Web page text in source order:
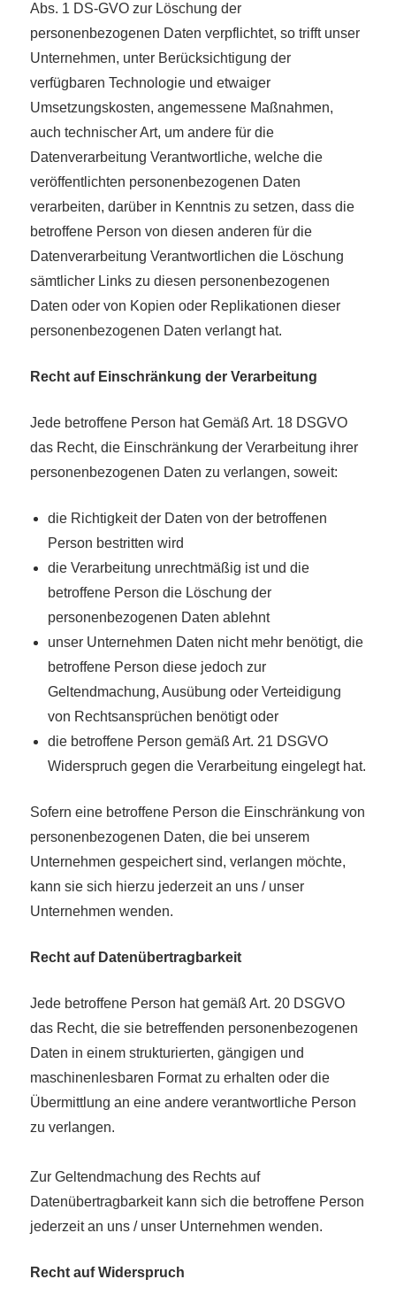
Abs. 1 DS-GVO zur Löschung der
personenbezogenen Daten verpflichtet, so trifft unser
Unternehmen, unter Berücksichtigung der
verfügbaren Technologie und etwaiger
Umsetzungskosten, angemessene Maßnahmen,
auch technischer Art, um andere für die
Datenverarbeitung Verantwortliche, welche die
veröffentlichten personenbezogenen Daten
verarbeiten, darüber in Kenntnis zu setzen, dass die
betroffene Person von diesen anderen für die
Datenverarbeitung Verantwortlichen die Löschung
sämtlicher Links zu diesen personenbezogenen
Daten oder von Kopien oder Replikationen dieser
personenbezogenen Daten verlangt hat.
Recht auf Einschränkung der Verarbeitung
Jede betroffene Person hat Gemäß Art. 18 DSGVO
das Recht, die Einschränkung der Verarbeitung ihrer
personenbezogenen Daten zu verlangen, soweit:
die Richtigkeit der Daten von der betroffenen
Person bestritten wird
die Verarbeitung unrechtmäßig ist und die
betroffene Person die Löschung der
personenbezogenen Daten ablehnt
unser Unternehmen Daten nicht mehr benötigt, die
betroffene Person diese jedoch zur
Geltendmachung, Ausübung oder Verteidigung
von Rechtsansprüchen benötigt oder
die betroffene Person gemäß Art. 21 DSGVO
Widerspruch gegen die Verarbeitung eingelegt hat.
Sofern eine betroffene Person die Einschränkung von
personenbezogenen Daten, die bei unserem
Unternehmen gespeichert sind, verlangen möchte,
kann sie sich hierzu jederzeit an uns / unser
Unternehmen wenden.
Recht auf Datenübertragbarkeit
Jede betroffene Person hat gemäß Art. 20 DSGVO
das Recht, die sie betreffenden personenbezogenen
Daten in einem strukturierten, gängigen und
maschinenlesbaren Format zu erhalten oder die
Übermittlung an eine andere verantwortliche Person
zu verlangen.
Zur Geltendmachung des Rechts auf
Datenübertragbarkeit kann sich die betroffene Person
jederzeit an uns / unser Unternehmen wenden.
Recht auf Widerspruch